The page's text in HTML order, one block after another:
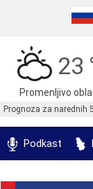
23
Promenljivo
Prognoza za narednih
Podkast